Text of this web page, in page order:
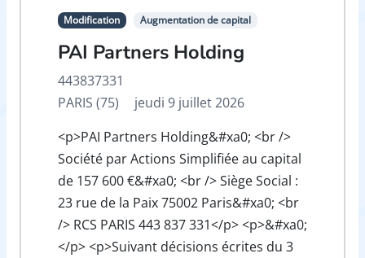
Modification Augmentation de capital
PAI Partners Holding
443837331
PARIS (75)
jeudi 9 juillet 2026
<p>PAI Partners Holding&#xa0; <br />
Société par Actions Simplifiée au capital
de 157 600 €&#xa0; <br /> Siège Social :
23 rue de la Paix 75002 Paris&#xa0; <br
/> RCS PARIS 443 837 331</p> <p>&#xa0;
</p> <p>Suivant décisions écrites du 3